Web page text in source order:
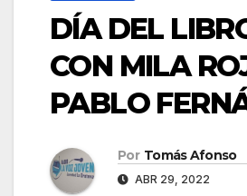
DÍA DEL
CON MILA
PABLO
Por Tomás Afonso
ABR 29, 2022